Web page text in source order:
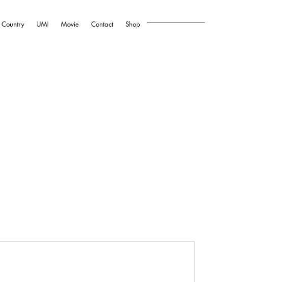
Country UMI Movie Contact Shop